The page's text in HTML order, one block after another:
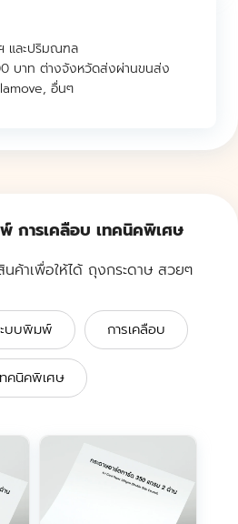
และปริมณฑล
บาท ต่างจังหวัดส่งผ่านขนส่ง
อื่นๆ
การเคลือบ เทคนิคพิเศษ
ค้าเพื่อให้ได้ ถุงกระดาษ สวยๆ
บบพิมพ์ การเคลือบ
ทคนิคพิเศษ